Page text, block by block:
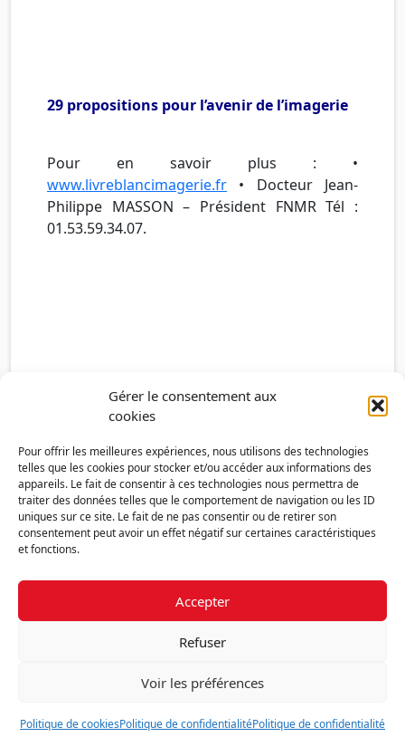
Gérer le consentement aux
cookies
Pour offrir les meilleures expériences, nous utilisons des technologies
telles que les cookies pour stocker et/ou accéder aux informations des
appareils. Le fait de consentir à ces technologies nous permettra de
traiter des données telles que le comportement de navigation ou les ID
uniques sur ce site. Le fait de ne pas consentir ou de retirer son
consentement peut avoir un effet négatif sur certaines caractéristiques
et fonctions.
Accepter
Refuser
Voir les préférences
Politique de cookiesPolitique de confidentialitéPolitique de confidentialité
29 propositions pour l’avenir de l’imagerie
Pour en savoir plus : •
www.livreblancimagerie.fr • Docteur Jean-
Philippe MASSON – Président FNMR Tél :
01.53.59.34.07.
Politique de confidentialité
RGPD
Nous contacter
Buffon - 75014 Paris